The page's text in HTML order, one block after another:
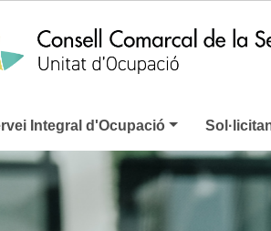
Integral d'Ocupació